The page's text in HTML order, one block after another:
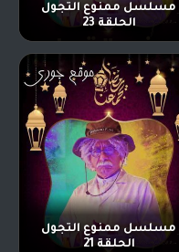
مسلسل ممنوع التجول
الحلقة 23
مسلسل ممنوع التجول
الحلقة 21